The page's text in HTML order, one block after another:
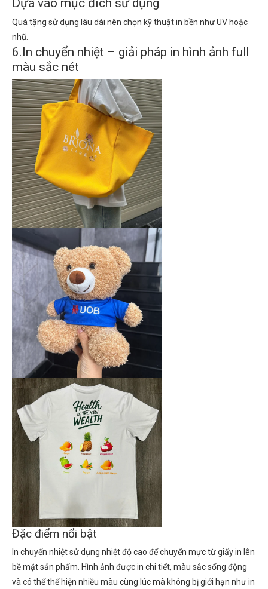
Quà tặng sử dụng lâu dài nên chọn kỹ thuật in bền như UV hoặc
nhũ.
6.In chuyển nhiệt – giải pháp in hình ảnh full
màu sắc nét
Đặc điểm nổi bật
In chuyển nhiệt sử dụng nhiệt độ cao để chuyển mực từ giấy in lên
bề mặt sản phẩm. Hình ảnh được in chi tiết, màu sắc sống động
và có thể thể hiện nhiều màu cùng lúc mà không bị giới hạn như in